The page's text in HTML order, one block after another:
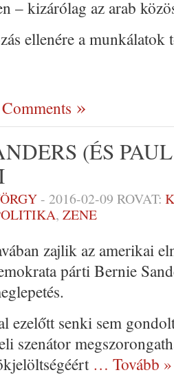
– kizárólag az arab
ellenére a
(ÉS
- 2016-02-09 ROVAT:
, ZENE
zajlik az amerikai
párti Bernie
ezelőtt senki sem
szenátor
… Tovább »